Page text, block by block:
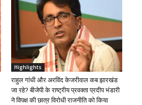
Highlights
राहुल गांधी और अरविंद केजरीवाल कब झारखंड
जा रहे? बीजेपी के राष्ट्रीय प्रवक्ता प्रदीप भंडारी
ने विपक्ष की छात्र विरोधी राजनीति को किया